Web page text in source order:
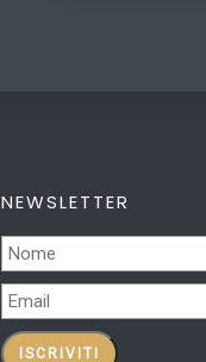
NEWSLETTER